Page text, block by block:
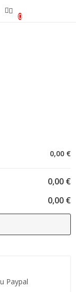
0
0,00 €
0,00 €
0,00 €
Paypal